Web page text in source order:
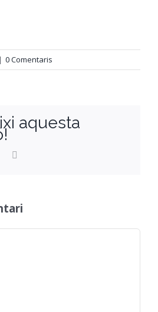
| 0 Comentaris
aquesta
WhatsApp